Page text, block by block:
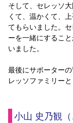
そして、セレッソ
くて、温かくて、
てもらいました。
ーを一緒にするこ
いました。
最後にサポーター
レッソファミリー
小山 史乃観